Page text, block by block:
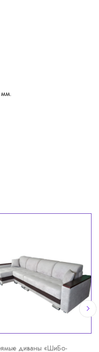
диваны «ШиБо-